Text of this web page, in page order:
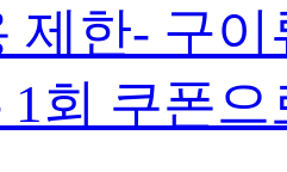
제한- 구
1회 쿠폰